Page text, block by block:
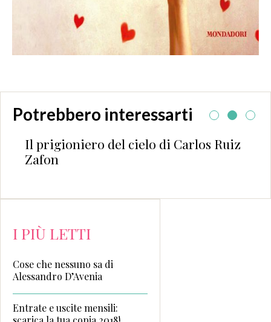
Potrebbero interessarti
Il prigioniero del cielo di Carlos Ruiz
Zafon
I PIÙ LETTI
Cose che nessuno sa di
Alessandro D’Avenia
Entrate e uscite mensili: